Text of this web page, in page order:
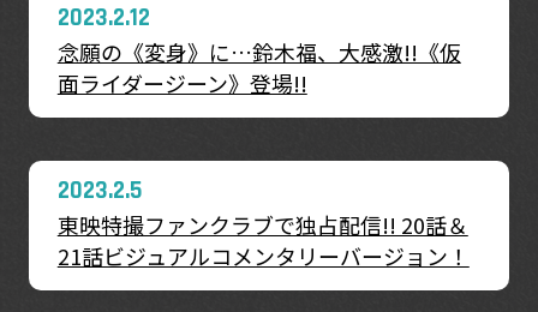
2023.2.12
念願の《変身》に…鈴木福、大感激!!《仮
面ライダージーン》登場!!
2023.2.5
東映特撮ファンクラブで独占配信!! 20話＆
21話ビジュアルコメンタリーバージョン！